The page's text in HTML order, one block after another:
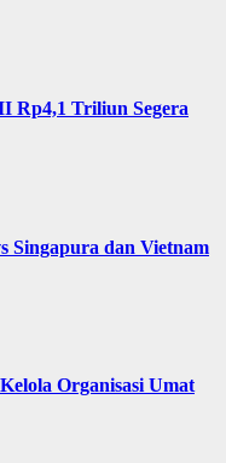
Rp4,1 Triliun Segera
Singapura dan Vietnam
Organisasi Umat